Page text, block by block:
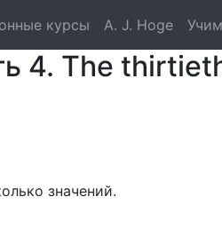
курсы A. J. Hoge
4. The
значений.